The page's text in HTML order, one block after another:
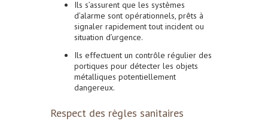
Ils s’assurent que les systèmes
d’alarme sont opérationnels, prêts à
signaler rapidement tout incident ou
situation d’urgence.
Ils effectuent un contrôle régulier des
portiques pour détecter les objets
métalliques potentiellement
dangereux.
Respect des règles sanitaires